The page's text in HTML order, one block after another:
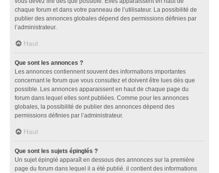
chaque forum et dans votre panneau de l’utilisateur. La possibilité de
publier des annonces globales dépend des permissions définies par
l’administrateur.
Haut
Que sont les annonces ?
Les annonces contiennent souvent des informations importantes
concernant le forum que vous consultez et doivent être lues dès que
possible. Les annonces apparaissent en haut de chaque page du
forum dans lequel elles sont publiées. Comme pour les annonces
globales, la possibilité de publier des annonces dépend des
permissions définies par l’administrateur.
Haut
Que sont les sujets épinglés ?
Un sujet épinglé apparaît en dessous des annonces sur la première
page du forum dans lequel il a été publié. il contient des informations